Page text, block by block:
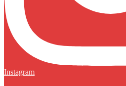
Instagram